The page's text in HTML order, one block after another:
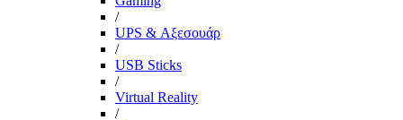
/
UPS & Αξεσουάρ
/
USB Sticks
/
Virtual Reality
/